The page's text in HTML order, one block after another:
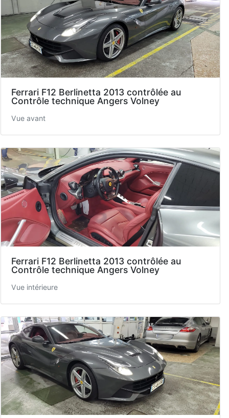
Ferrari F12 Berlinetta 2013 contrôlée au
Contrôle technique Angers Volney
Vue avant
Ferrari F12 Berlinetta 2013 contrôlée au
Contrôle technique Angers Volney
Vue intérieure